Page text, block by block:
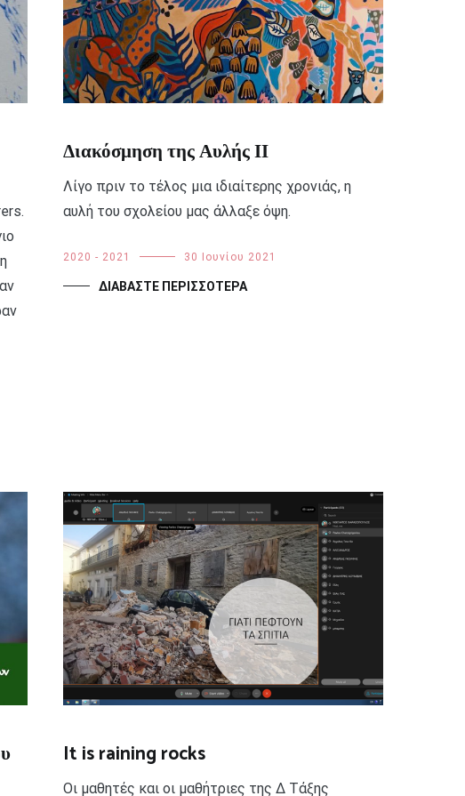
Διακόσμηση της Αυλής ΙΙ
Λίγο πριν το τέλος μια ιδιαίτερης χρονιάς, η
αυλή του σχολείου μας άλλαξε όψη.
2020 - 2021 30 Ιουνίου 2021
ΔΙΑΒΆΣΤΕ ΠΕΡΙΣΣΌΤΕΡΑ
It is raining rocks
Οι μαθητές και οι μαθήτριες της Δ Τάξης